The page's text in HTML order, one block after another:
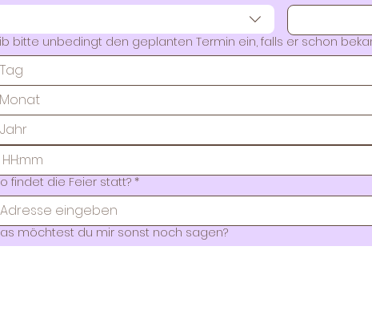
bitte unbedingt den geplanten Termin ein, falls er schon
Monat
:
findet die Feier statt? *
möchtest du mir sonst noch sagen?